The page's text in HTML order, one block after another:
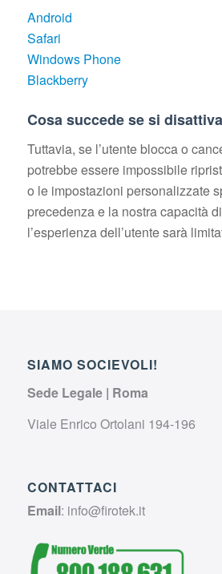
Android
Safari
Windows Phone
Blackberry
Cosa succede se si
Tuttavia, se l’utente blocca o
potrebbe essere impossibile
o le impostazioni personalizzate
precedenza e la nostra capacità
l’esperienza dell’utente sarà
SIAMO SOCIEVOLI!
Sede Legale | Roma
Viale Enrico Ortolani 194-196
CONTATTACI
Email: info@firotek.it